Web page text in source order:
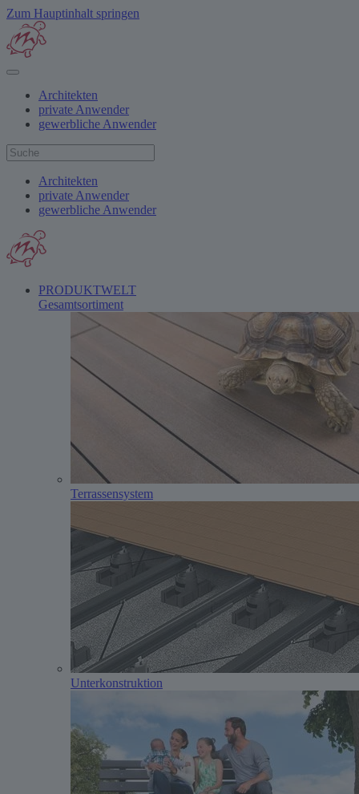
Zum Hauptinhalt springen
Architekten
private Anwender
gewerbliche Anwender
Architekten
private Anwender
gewerbliche Anwender
PRODUKTWELT
Gesamtsortiment
Terrassensystem
Unterkonstruktion